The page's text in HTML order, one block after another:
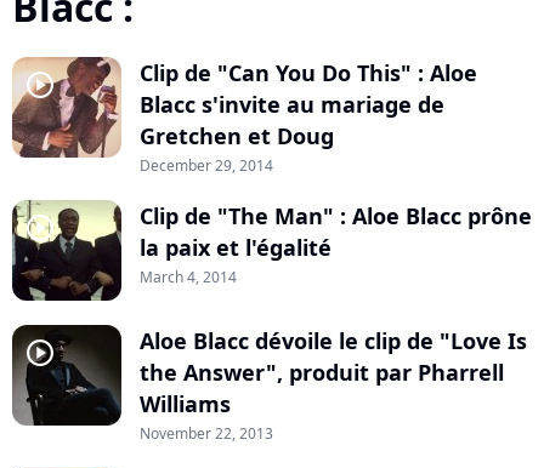
player2
Clip de "Can You Do This" : Aloe
Blacc s'invite au mariage de
Gretchen et Doug
December 29, 2014
player2
Clip de "The Man" : Aloe Blacc prône
la paix et l'égalité
March 4, 2014
player2
Aloe Blacc dévoile le clip de "Love Is
the Answer", produit par Pharrell
Williams
November 22, 2013